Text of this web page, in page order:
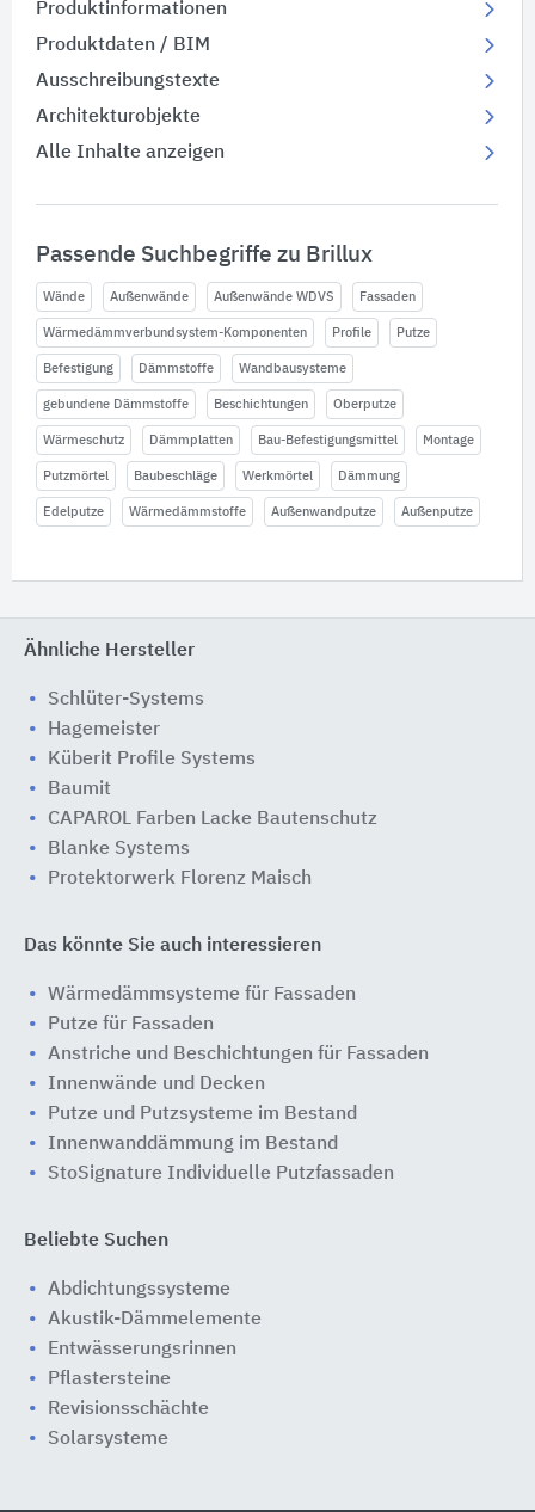
Produktinformationen
Produktdaten / BIM
Ausschreibungstexte
Architekturobjekte
Alle Inhalte anzeigen
Passende Suchbegriffe zu Brillux
Wände Außenwände Außenwände WDVS Fassaden
Wärmedämmverbundsystem-Komponenten Profile Putze
Befestigung Dämmstoffe Wandbausysteme
gebundene Dämmstoffe Beschichtungen Oberputze
Wärmeschutz Dämmplatten Bau-Befestigungsmittel Montage
Putzmörtel Baubeschläge Werkmörtel Dämmung
Edelputze Wärmedämmstoffe Außenwandputze Außenputze
Ähnliche Hersteller
Schlüter-Systems
Hagemeister
Küberit Profile Systems
Baumit
CAPAROL Farben Lacke Bautenschutz
Blanke Systems
Protektorwerk Florenz Maisch
Das könnte Sie auch interessieren
Wärmedämmsysteme für Fassaden
Putze für Fassaden
Anstriche und Beschichtungen für Fassaden
Innenwände und Decken
Putze und Putzsysteme im Bestand
Innenwanddämmung im Bestand
StoSignature Individuelle Putzfassaden
Beliebte Suchen
Abdichtungssysteme
Akustik-Dämmelemente
Entwässerungsrinnen
Pflastersteine
Revisionsschächte
Solarsysteme